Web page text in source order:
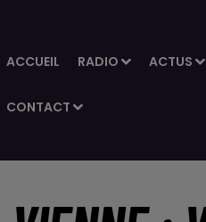
ACCUEIL RADIO ACTUS
CONTACT